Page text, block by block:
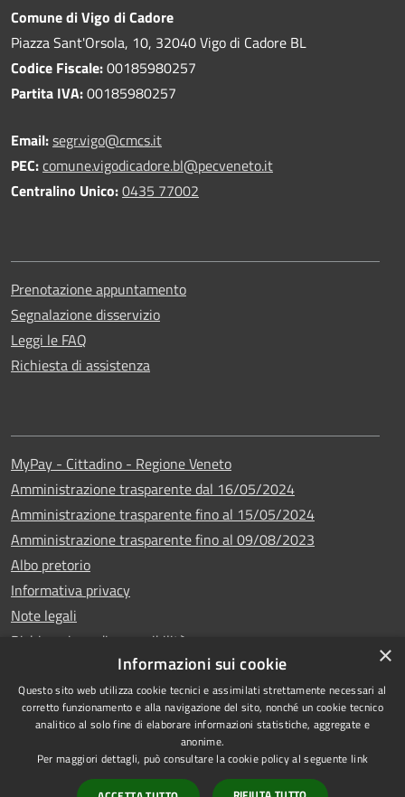
Comune di Vigo di Cadore
Piazza Sant'Orsola, 10, 32040 Vigo di Cadore BL
Codice Fiscale:00185980257
Partita IVA:00185980257
Email:segr.vigo@cmcs.it
PEC:comune.vigodicadore.bl@pecveneto.it
Centralino Unico:0435 77002
Prenotazione appuntamento
Segnalazione disservizio
Leggi le FAQ
Richiesta di assistenza
MyPay - Cittadino - Regione Veneto
Amministrazione trasparente dal 16/05/2024
Amministrazione trasparente fino al 15/05/2024
Amministrazione trasparente fino al 09/08/2023
Albo pretorio
Informativa privacy
Note legali
Dichiarazione di accessibilità
RSS
Accessibilità
Copyright © 2024
•Comune di Vigo di
Cadore• Powered
×
Informazioni sui cookie
Questo sito web utilizza cookie tecnici e assimilati strettamente necessari al
corretto funzionamento e alla navigazione del sito, nonché un cookie tecnico
analitico al solo fine di elaborare informazioni statistiche, aggregate e
anonime.
Per maggiori dettagli, può consultare la cookie policy al seguente link